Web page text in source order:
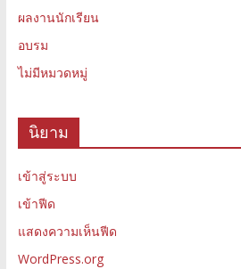
ผลงานนักเรียน
อบรม
ไม่มีหมวดหมู่
นิยาม
เข้าสู่ระบบ
เข้าฟีด
แสดงความเห็นฟีด
WordPress.org